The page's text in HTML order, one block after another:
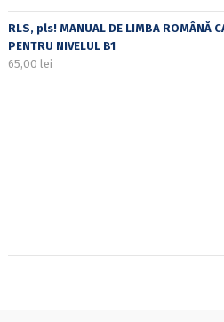
RLS, pls! MANUAL DE LIMBA ROMÂNĂ
PENTRU NIVELUL B1
65,00 lei